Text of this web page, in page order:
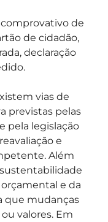
de
de cidadão,
declaração
vias de
previstas pelas
pela legislação
e
Além
e da
que mudanças
valores. Em